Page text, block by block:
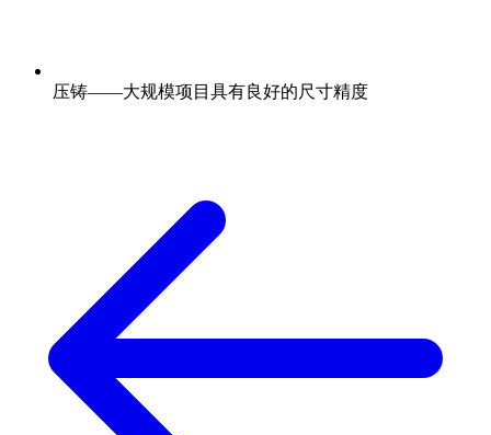
压铸——大规模项目具有良好的尺寸精度